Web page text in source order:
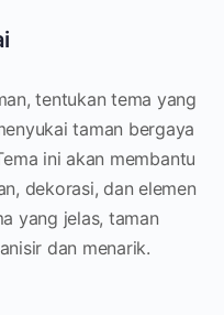
tentukan tema yang
taman bergaya
ini akan membantu
dekorasi, dan elemen
yang jelas, taman
dan menarik.